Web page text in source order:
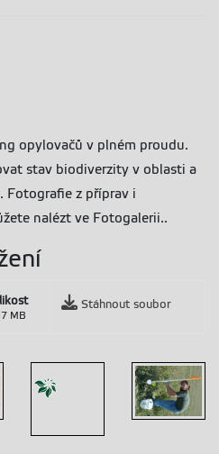
opylovačů v plném proudu.
stav biodiverzity v oblasti a
Fotografie z příprav i
nalézt ve Fotogalerii..
MB
Stáhnout soubor